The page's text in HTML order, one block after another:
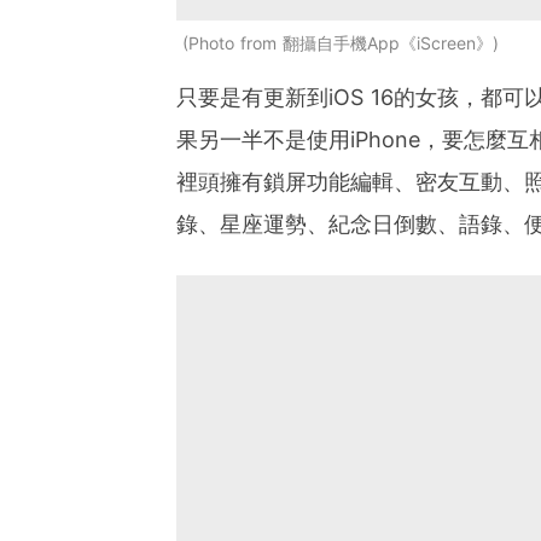
Photo from 翻攝自手機App《iScreen》
只要是有更新到iOS 16的女孩，都可
果另一半不是使用iPhone，要怎麼
裡頭擁有鎖屏功能編輯、密友互動、
錄、星座運勢、紀念日倒數、語錄、